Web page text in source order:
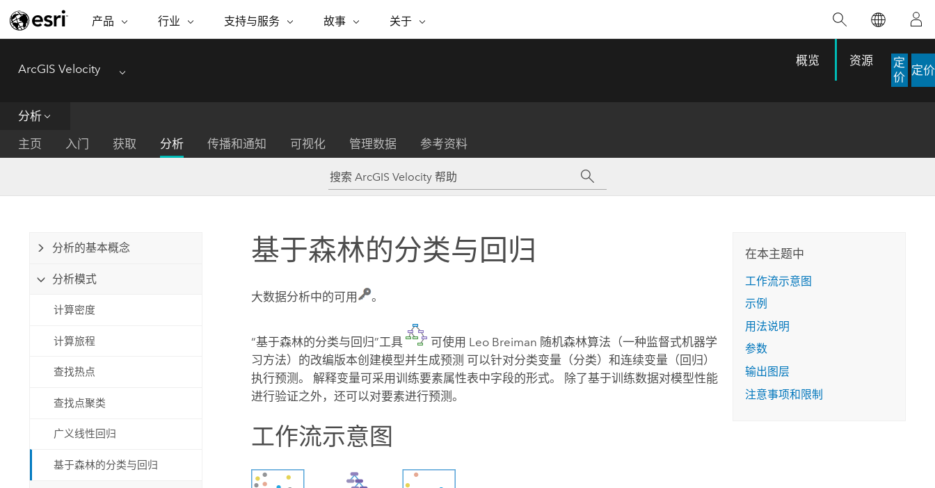
产品
ARCGIS
ArcGIS 概览
完整的 SaaS 制图平台
构建制图和空间分析应用程序
功能
将位置引入分析
集成、编辑和共享空间数据
所有功能
Esri 产品、合作伙伴产品和开发
互式地图，探索产品功能，或者直接开始免
行业
行业
保护
州和地方政府
交通运输
专题倡议
基础设施管理
者了解基础设施工程与周围环境的关系。
探索基础设施管理
支持与服务
支持与服务 自助服务
文档
My Esri
故事
ESRI 故事
现实世界的全球 GIS 创新
客
行业新闻和 ArcGIS 更新
所有故事
动提供了有力支持。
关于
关于 ESRI
合作伙伴
招贤纳士
数字孪生体
推荐书籍
ArcGIS Velocity Menu
概览 资源
定
价
定价
分析
主页
入门 获取 分析 传播和通知 可视化 管理数据 参考资料
分析的基本概念
分析模式
计算密度
计算旅程
查找热点
查找点聚类
广义线性回归
基于森林的分类与回归
基于森林的分类与回归
大数据分析中的可用 。
“基于森林的分类与回归”工具
可使用 Leo Breiman 随机森林算法（一种监督式机器学
习方法）的改编版本创建模型并生成预测 可以针对分类变量（分类）和连续变量（回归）
执行预测。 解释变量可采用训练要素属性表中字段的形式。 除了基于训练数据对模型性能
进行验证之外，还可以对要素进行预测。
工作流示意图
在本主题中
工作流示意图
示例
用法说明
参数
输出图层
注意事项和限制